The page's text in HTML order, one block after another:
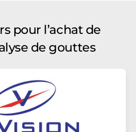
pour l’achat de
de gouttes